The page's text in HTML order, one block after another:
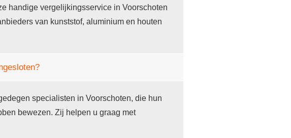
handige vergelijkingsservice in Voorschoten
van kunststof, aluminium en houten
specialisten in Voorschoten, die hun
bewezen. Zij helpen u graag met